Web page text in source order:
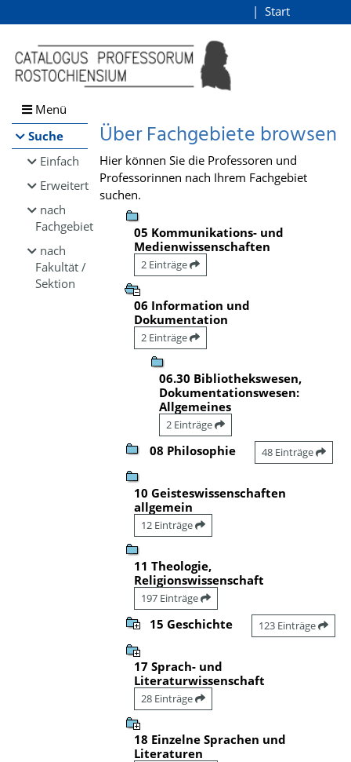
Browsen
direkt zum Inhalt
Start
Menü
Suche
Einfach
Erweitert
nach
Fachgebiet
nach
Fakultät /
Sektion
Über Fachgebiete browsen
Hier können Sie die Professoren und
Professorinnen nach Ihrem Fachgebiet
suchen.
05 Kommunikations- und
Medienwissenschaften
2 Einträge
06 Information und
Dokumentation
2 Einträge
06.30 Bibliothekswesen,
Dokumentationswesen:
Allgemeines
2 Einträge
08 Philosophie 48 Einträge
10 Geisteswissenschaften
allgemein
12 Einträge
11 Theologie,
Religionswissenschaft
197 Einträge
15 Geschichte 123 Einträge
17 Sprach- und
Literaturwissenschaft
28 Einträge
18 Einzelne Sprachen und
Literaturen